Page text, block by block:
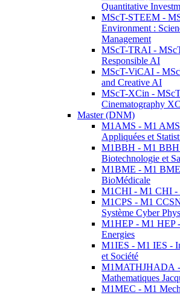
Quantitative
MScT-STEEM -
Environment :
Management
MScT-TRAI -
Responsible AI
MScT-ViCAI -
and Creative AI
MScT-XCin -
Cinematography
Master (DNM)
M1AMS - M1 AMS
Appliquées et
M1BBH - M1 BBH
Biotechnologie et
M1BME - M1
BioMédicale
M1CHI - M1 CHI -
M1CPS - M1
Système Cyber
M1HEP - M1 HEP
Energies
M1IES - M1 IES -
et Société
M1MATHJHADA
Mathematiques
M1MEC - M1